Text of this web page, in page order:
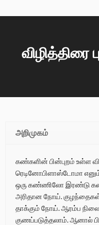
விழித்திரை
அறிமுகம்
கண்களின் பின்புறம் உள்ள
ரெடினோபிளாஸ்டோமா எனும்
ஒரு கண்ணிலோ இரண்டு
அரிதான நோய்.
தாக்கும் நோய். ஆரம்ப
குணப்படுத்தலாம். ஆனால்